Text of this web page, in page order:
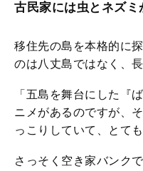
古民家には虫とネズ
移住先の島を本格的に
のは八丈島ではなく、
「五島を舞台にした『
ニメがあるのですが、
っこりしていて、とて
さっそく空き家バンク